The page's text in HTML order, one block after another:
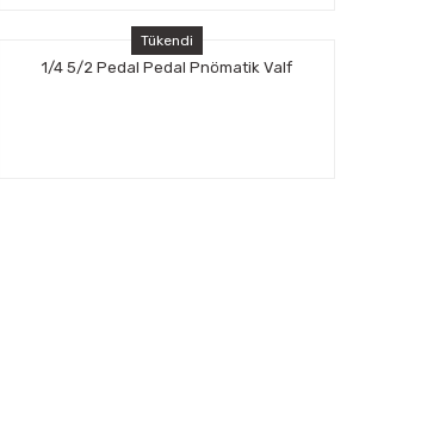
Tükendi
1/4 5/2 Pedal Pedal Pnömatik Valf